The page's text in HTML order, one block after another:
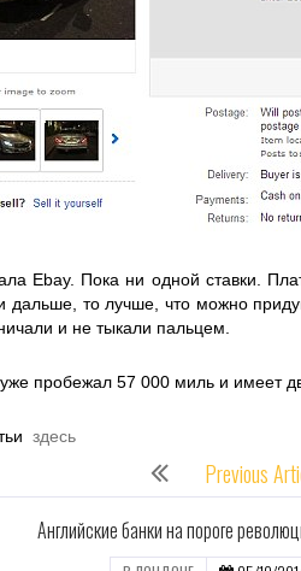
Ebay. Пока ни одной ставки.
дальше, то лучше, что можно
и не тыкали пальцем.
пробежал 57 000 миль и имеет
здесь
Previous
Английские банки на пороге